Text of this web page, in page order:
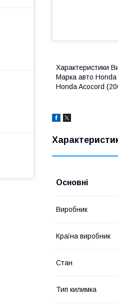
Характеристики
Марка авто Honda
Honda Acocord
Основні
Виробник
Країна виробник
Стан
Тип килимка